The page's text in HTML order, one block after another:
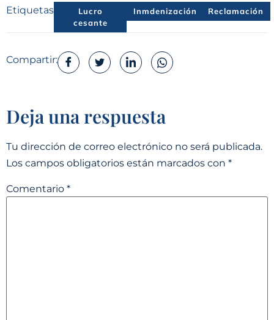
Etiquetas:
Lucro
cesante
Inmdenización Reclamación
Compartir:
Deja una respuesta
Tu dirección de correo electrónico no será publicada.
Los campos obligatorios están marcados con *
Comentario *